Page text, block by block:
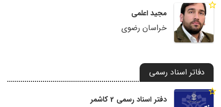
مجید اعلمی
خراسان رضوی
دفاتر اسناد رسمی
دفتر اسناد رسمی 2 کاشمر